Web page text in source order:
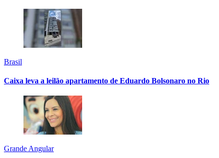
Brasil
Caixa leva a leilão apartamento de Eduardo Bolsonaro no Rio
Grande Angular